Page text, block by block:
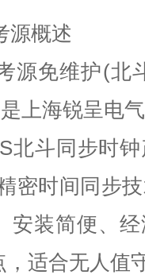
源概述
源免维护(北
是上海锐呈电
北斗同步时
密时间同步
安装简便、
适合无人值